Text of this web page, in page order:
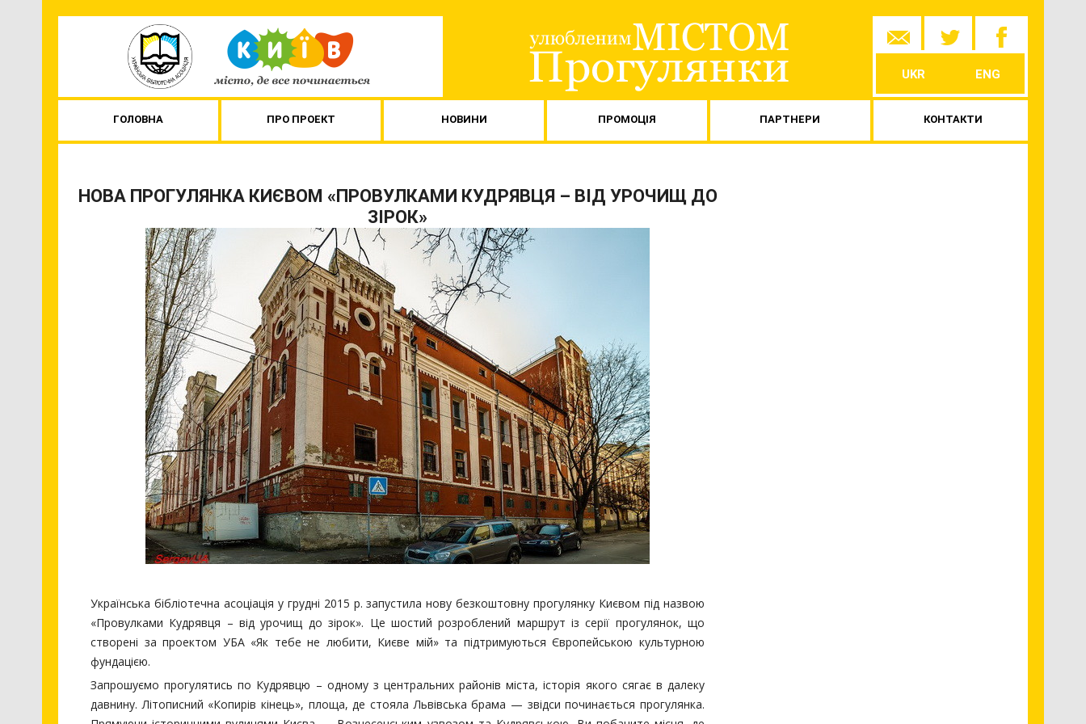
UKR ENG
ГОЛОВНА ПРО ПРОЕКТ НОВИНИ ПРОМОЦІЯ ПАРТНЕРИ КОНТАКТИ
НОВА ПРОГУЛЯНКА КИЄВОМ «ПРОВУЛКАМИ КУДРЯВЦЯ – ВІД УРОЧИЩ ДО
ЗІРОК»
Українська бібліотечна асоціація у грудні 2015 р. запустила нову безкоштовну прогулянку Києвом під назвою
«Провулками Кудрявця – від урочищ до зірок». Це шостий розроблений маршрут із серії прогулянок, що
створені за проектом УБА «Як тебе не любити, Києве мій» та підтримуються Європейською культурною
фундацією.
Запрошуємо прогулятись по Кудрявцю – одному з центральних районів міста, історія якого сягає в далеку
давнину. Літописний «Копирів кінець», площа, де стояла Львівська брама — звідси починається прогулянка.